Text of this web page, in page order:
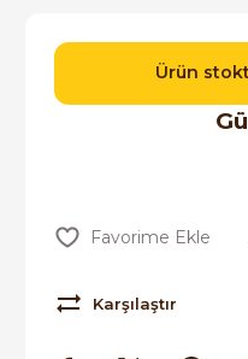
Ürün
Karşılaştır